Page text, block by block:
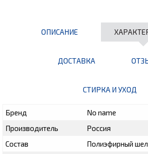
ОПИСАНИЕ
ДОСТАВКА
СТИРКА И УХОД
Бренд
No name
Производитель
Россия
Состав
Полиэфирный